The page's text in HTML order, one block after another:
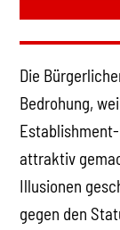
Die
Bedrohung,
attraktiv
Illusionen
gegen den